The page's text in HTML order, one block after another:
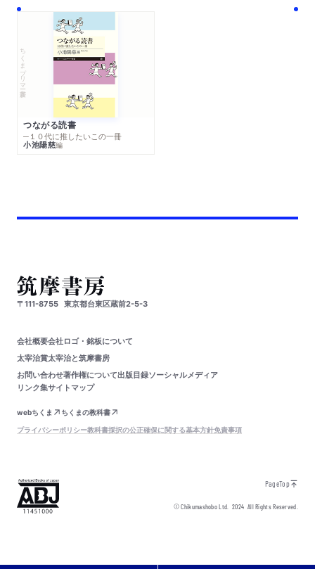
ちくまプリマー新書
つながる読書
─１０代に推したいこの一冊
小池陽慈編
〒111-8755 東京都台東区蔵前2-5-3
会社概要会社ロゴ・銘板について
太宰治賞太宰治と筑摩書房
お問い合わせ著作権について出版目録ソーシャルメディア
リンク集サイトマップ
webちくま
ちくまの教科書
プライバシーポリシー教科書採択の公正確保に関する基本方針免責事項
PageTop
© Chikumashobo Ltd.2024 All Rights Reserved.